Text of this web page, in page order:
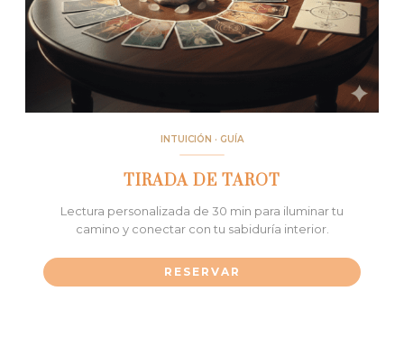
INTUICIÓN · GUÍA
TIRADA DE TAROT
Lectura personalizada de 30 min para iluminar tu
camino y conectar con tu sabiduría interior.
RESERVAR